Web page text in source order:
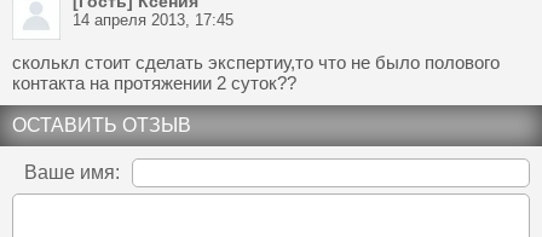
14 апреля 2013, 17:45
сколькл стоит сделать экспертиу,то что не было полового
контакта на протяжении 2 суток??
ОСТАВИТЬ ОТЗЫВ
Ваше имя: